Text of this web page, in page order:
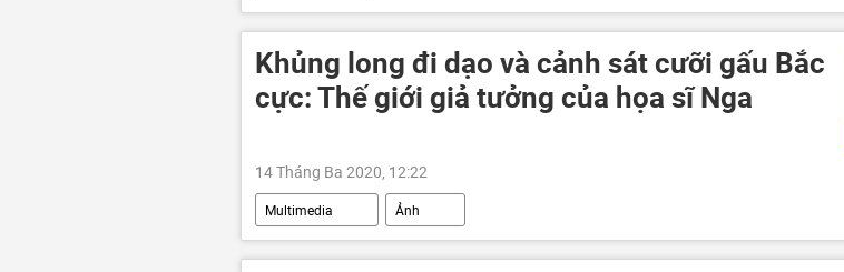
Khủng long đi dạo và cảnh sát cưỡi gấu Bắc
cực: Thế giới giả tưởng của họa sĩ Nga
14 Tháng Ba 2020, 12:22
Multimedia Ảnh